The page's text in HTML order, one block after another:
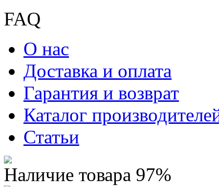
FAQ
О нас
Доставка и оплата
Гарантия и возврат
Каталог
Статьи
Наличие товара 97%